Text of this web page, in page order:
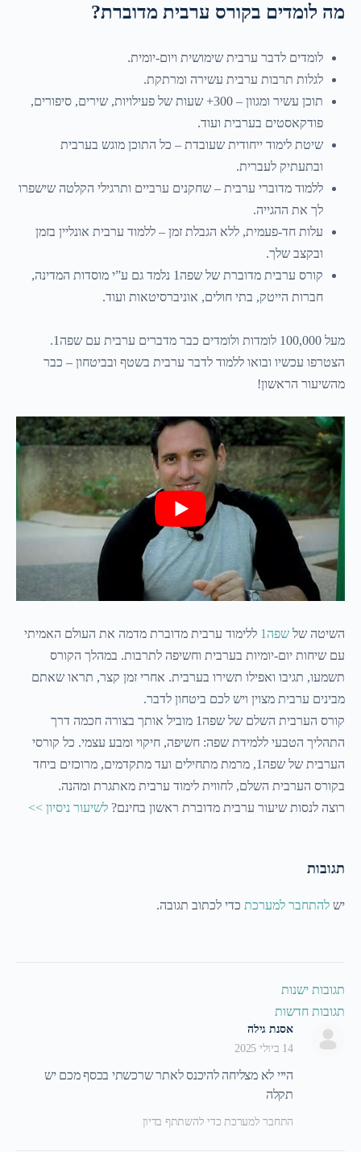
מה לומדים בקורס ערבית מדוברת?
לומדים לדבר ערבית שימושית ויום-יומית.
לגלות תרבות ערבית עשירה ומרתקת.
תוכן עשיר ומגוון – 300+ שעות של פעילויות, שירים, סיפורים,
פודקאסטים בערבית ועוד.
שיטת לימוד ייחודית שעובדת – כל התוכן מוגש בערבית
ובתעתיק לעברית.
ללמוד מדוברי ערבית – שחקנים ערביים ותרגילי הקלטה שישפרו
לך את ההגייה.
עלות חד-פעמית, ללא הגבלת זמן – ללמוד ערבית אונליין בזמן
ובקצב שלך.
קורס ערבית מדוברת של שפה1 נלמד גם ע”י מוסדות המדינה,
חברות הייטק, בתי חולים, אוניברסיטאות ועוד.
מעל 100,000 לומדות ולומדים כבר מדברים ערבית עם שפה1.
הצטרפו עכשיו ובואו ללמוד לדבר ערבית בשטף ובביטחון – כבר
מהשיעור הראשון!
השיטה של שפה1
ללימוד ערבית מדוברת מדמה את העולם האמיתי
עם שיחות יום-יומיות בערבית וחשיפה לתרבות. במהלך הקורס
תשמעו, תגיבו ואפילו תשירו בערבית. אחרי זמן קצר, תראו שאתם
מבינים ערבית מצוין ויש לכם ביטחון לדבר.
קורס הערבית השלם של שפה1 מוביל אותך בצורה חכמה דרך
התהליך הטבעי ללמידת שפה: חשיפה, חיקוי ומבע עצמי. כל קורסי
הערבית של שפה1, מרמת מתחילים ועד מתקדמים, מרוכזים ביחד
בקורס הערבית השלם, לחווית לימוד ערבית מאתגרת ומהנה.
רוצה לנסות שיעור ערבית מדוברת ראשון בחינם? לשיעור ניסיון >>
תגובות
יש להתחבר למערכת כדי לכתוב תגובה.
תגובות ישנות
תגובות חדשות
אסנת גילה
14 ביולי 2025
הייי לא מצליחה להיכנס לאתר שרכשתי בכסף מכם יש
תקלה
התחבר למערכת כדי להשתתף בדיון